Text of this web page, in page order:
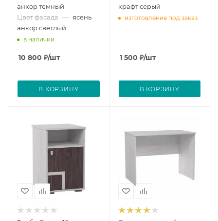
анкор темный
Цвет фасада — ясень
анкор светлый
в наличии
10 800 ₽/шт
В КОРЗИНУ
крафт серый
изготовление под заказ
1 500 ₽/шт
В КОРЗИНУ